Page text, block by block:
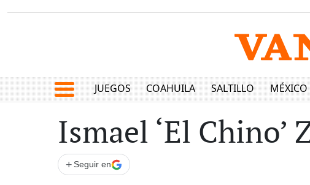
JUEGOS COAHUILA SALTILLO MÉXICO
Ismael ‘El Chino’
+ Seguir en